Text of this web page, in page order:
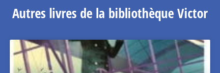
Autres livres de la bibliothèque Victor